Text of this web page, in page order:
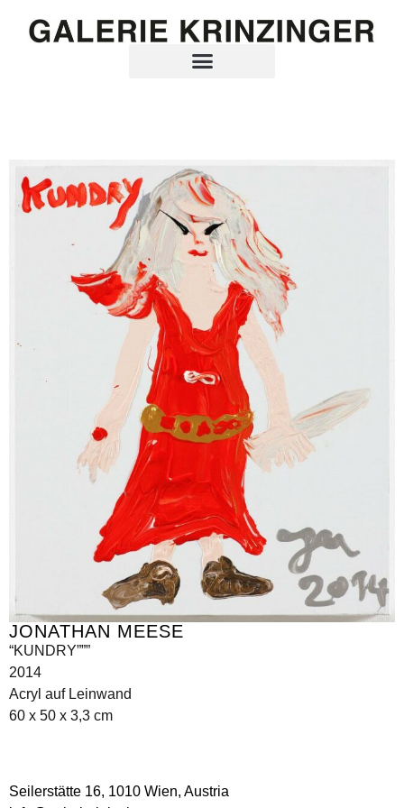
JONATHAN MEESE
“KUNDRY”””
2014
Acryl auf Leinwand
60 x 50 x 3,3 cm
Seilerstätte 16, 1010 Wien, Austria